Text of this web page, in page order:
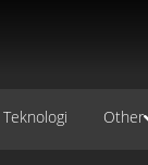
Teknologi Other